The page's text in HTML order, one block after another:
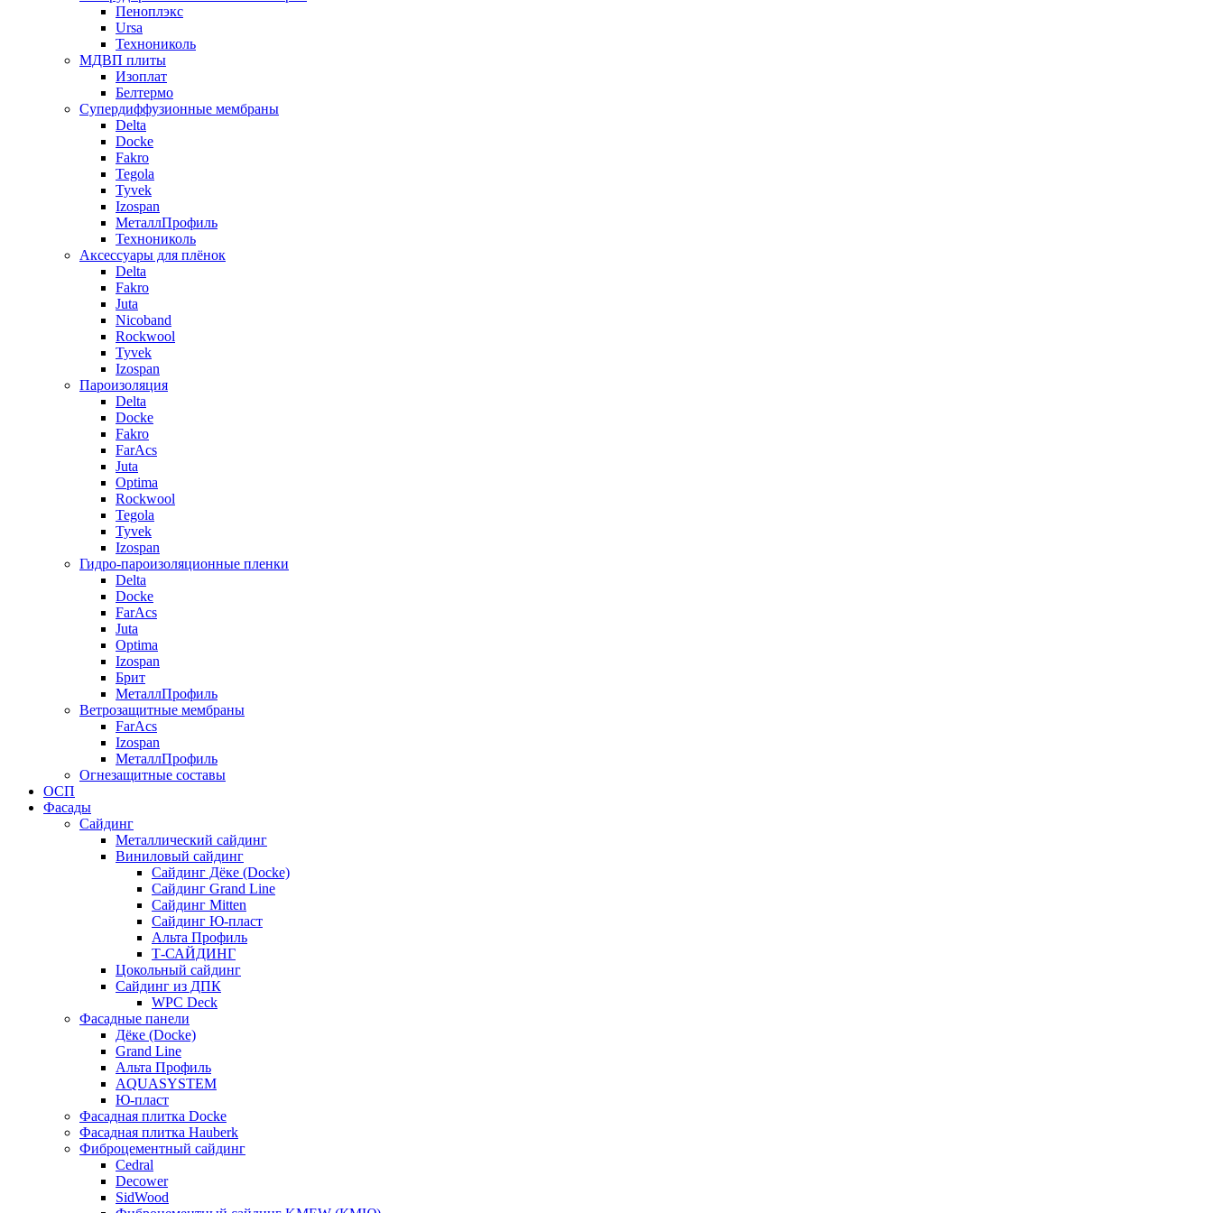
Пеноплэкс
Ursa
Технониколь
МДВП плиты
Изоплат
Белтермо
Супердиффузионные мембраны
Delta
Docke
Fakro
Tegola
Tyvek
Izospan
МеталлПрофиль
Технониколь
Аксессуары для плёнок
Delta
Fakro
Juta
Nicoband
Rockwool
Tyvek
Izospan
Пароизоляция
Delta
Docke
Fakro
FarAcs
Juta
Optima
Rockwool
Tegola
Tyvek
Izospan
Гидро-пароизоляционные пленки
Delta
Docke
FarAcs
Juta
Optima
Izospan
Брит
МеталлПрофиль
Ветрозащитные мембраны
FarAcs
Izospan
МеталлПрофиль
Огнезащитные составы
ОСП
Фасады
Сайдинг
Металлический сайдинг
Виниловый сайдинг
Сайдинг Дёке (Docke)
Сайдинг Grand Line
Сайдинг Mitten
Сайдинг Ю-пласт
Альта Профиль
Т-САЙДИНГ
Цокольный сайдинг
Сайдинг из ДПК
WPC Deck
Фасадные панели
Дёке (Docke)
Grand Line
Альта Профиль
AQUASYSTEM
Ю-пласт
Фасадная плитка Docke
Фасадная плитка Hauberk
Фиброцементный сайдинг
Cedral
Decower
SidWood